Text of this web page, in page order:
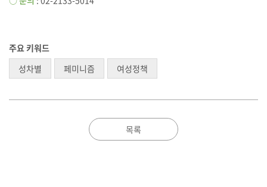
주요 키워드
성차별
페미니즘 여성정책
목록